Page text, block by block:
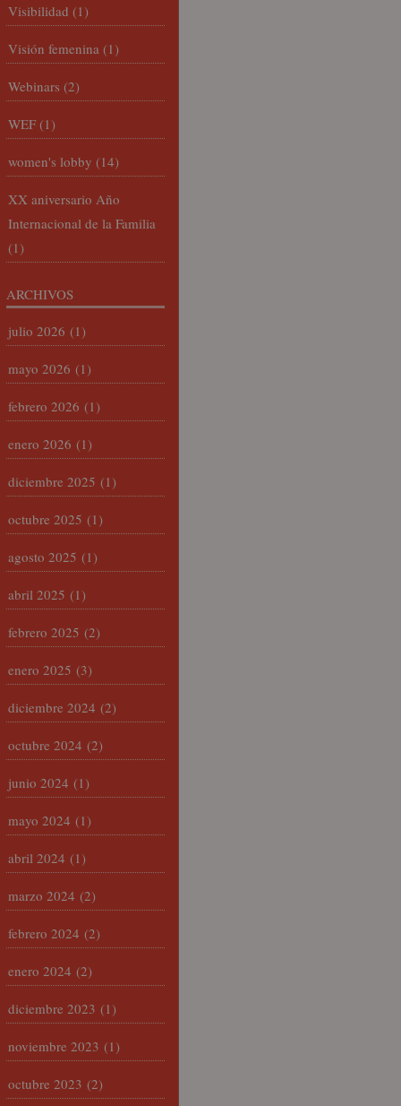
Visibilidad (1)
Visión femenina (1)
Webinars (2)
WEF (1)
women's lobby (14)
XX aniversario Año
Internacional de la Familia
(1)
ARCHIVOS
julio 2026 (1)
mayo 2026 (1)
febrero 2026 (1)
enero 2026 (1)
diciembre 2025 (1)
octubre 2025 (1)
agosto 2025 (1)
abril 2025 (1)
febrero 2025 (2)
enero 2025 (3)
diciembre 2024 (2)
octubre 2024 (2)
junio 2024 (1)
mayo 2024 (1)
abril 2024 (1)
marzo 2024 (2)
febrero 2024 (2)
enero 2024 (2)
diciembre 2023 (1)
noviembre 2023 (1)
octubre 2023 (2)